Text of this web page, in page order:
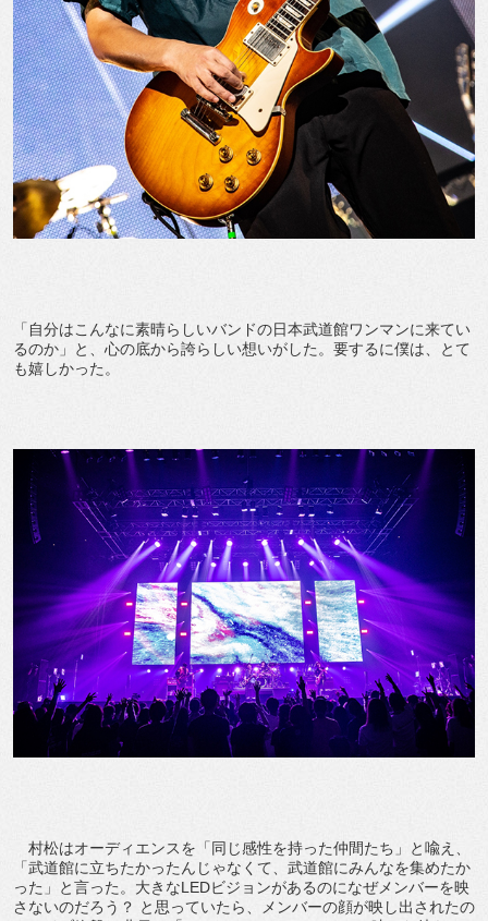
「自分はこんなに素晴らしいバンドの日本武道館ワンマンに来てい
るのか」と、心の底から誇らしい想いがした。要するに僕は、とて
も嬉しかった。
村松はオーディエンスを「同じ感性を持った仲間たち」と喩え、
「武道館に立ちたかったんじゃなくて、武道館にみんなを集めたか
った」と言った。大きなLEDビジョンがあるのになぜメンバーを映
さないのだろう？ と思っていたら、メンバーの顔が映し出されたの